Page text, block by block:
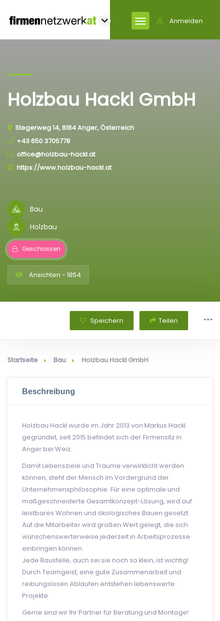
Anmelden
Holzbau Hackl GmbH
Stegerweg 14, 8184 Anger, Österreich
+43 650 3705778
office@holzbau-hackl.at
https://www.holzbau-hackl.at
Bau
Holzbau
Geschlossen
Ansichten - 1854
Speichern Teilen
Startseite Bau Holzbau Hackl GmbH
Beschreibung
Holzbau Hackl wurde im Jahr 2013 von Markus Hackl
gegründet, seit 2015 befindet sich der Firmensitz in
Anger bei Weiz.
Damit Lebensziele und Träume verwirklicht werden
können, steht der Mensch im Vordergrund der
Unternehmensphilosophie. Für eine optimale und
maßgeschneiderte Gesamtkonzept-Lösung, wird auf
leistbares Wohnen und ökologisches Bauen gesetzt.
Auf die Mitarbeiter wird großen Wert gelegt, die sich
wünschenswerterweise jederzeit in Arbeitsprozesse
einbringen können.
Jede Baustelle, auch sei sie noch so klein, ist wichtig!
Durch Teamgeist, eine gute Zusammenarbeit und
reibungslosen Abläufen entstehen lebenswerte
Projekte.
Gerne sind wir Ihr Partner für Beratung und Montage!